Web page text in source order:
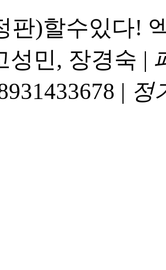
판)할수있다!
성민, 장경숙 |
| 정